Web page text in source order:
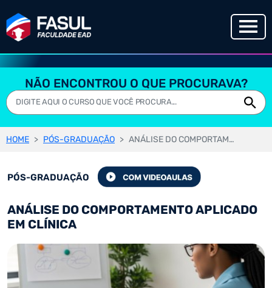
NÃO ENCONTROU O QUE PROCURAVA?
HOME PÓS-GRADUAÇÃO ANÁLISE DO COMPORTAMENTO APLICADO EM CLÍNICA
PÓS-GRADUAÇÃO
ANÁLISE DO COMPORTAMENTO APLICADO
EM CLÍNICA